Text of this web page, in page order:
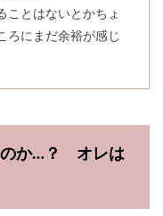
ことはないとかちょ
ろにまだ余裕が感じ
のか…？ オレは